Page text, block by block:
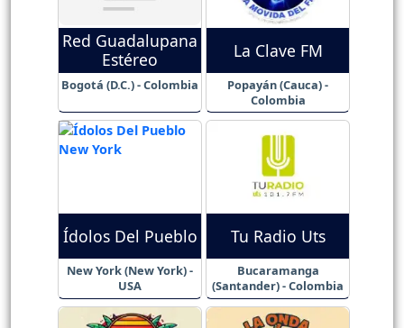
Red Guadalupana
Estéreo
Bogotá (D.C.) - Colombia
La Clave FM
Popayán (Cauca) -
Colombia
Ídolos Del Pueblo
New York (New York) -
USA
Tu Radio Uts
Bucaramanga
(Santander) - Colombia